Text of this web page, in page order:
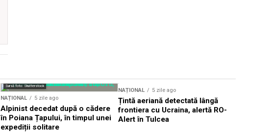
Sursă foto: Shutterstock
NAȚIONAL 5 zile ago
Alpinist decedat după o cădere
în Poiana Țapului, în timpul unei
expediții solitare
NAȚIONAL 5 zile ago
Țintă aeriană detectată lângă
frontiera cu Ucraina, alertă RO-
Alert în Tulcea